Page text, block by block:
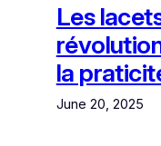
Les
la
June 20, 2025